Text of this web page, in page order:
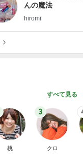
んの魔法
hiromi
すべて見る
桃
3
クロ